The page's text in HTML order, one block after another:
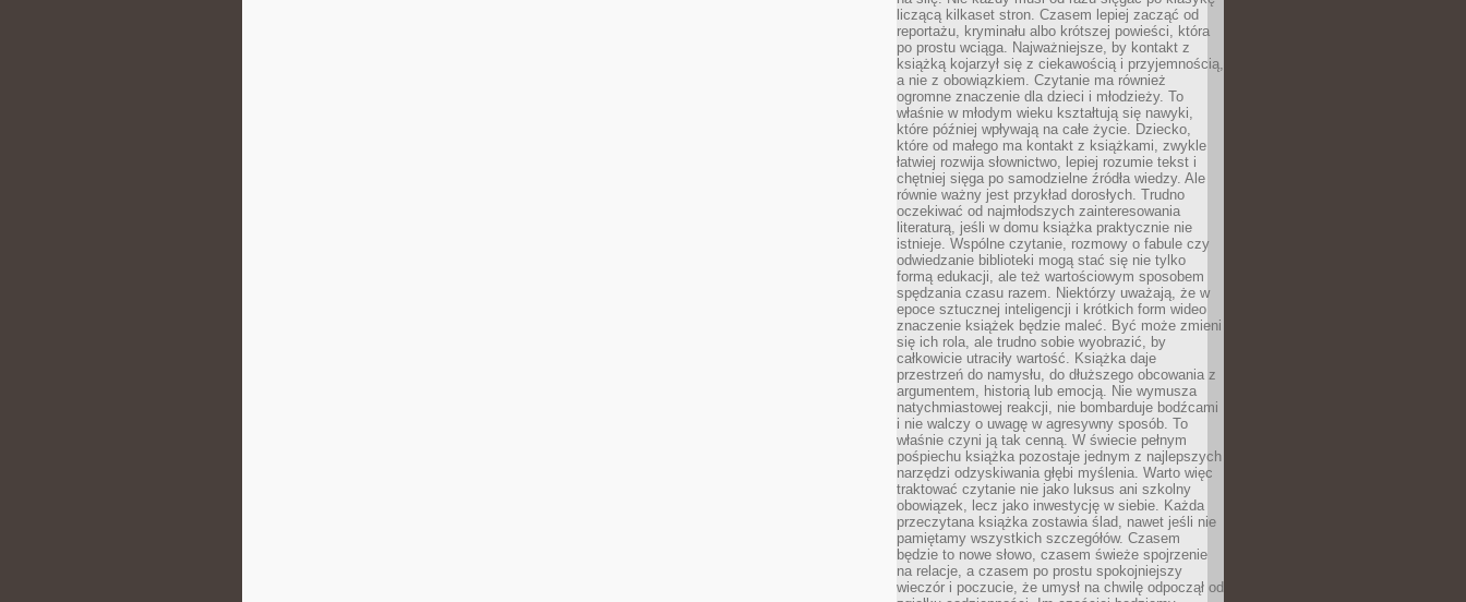
liczącą kilkaset stron. Czasem lepiej zacząć od
reportażu, kryminału albo krótszej powieści, która
po prostu wciąga. Najważniejsze, by kontakt z
książką kojarzył się z ciekawością i przyjemnością,
a nie z obowiązkiem. Czytanie ma również
ogromne znaczenie dla dzieci i młodzieży. To
właśnie w młodym wieku kształtują się nawyki,
które później wpływają na całe życie. Dziecko,
które od małego ma kontakt z książkami, zwykle
łatwiej rozwija słownictwo, lepiej rozumie tekst i
chętniej sięga po samodzielne źródła wiedzy. Ale
równie ważny jest przykład dorosłych. Trudno
oczekiwać od najmłodszych zainteresowania
literaturą, jeśli w domu książka praktycznie nie
istnieje. Wspólne czytanie, rozmowy o fabule czy
odwiedzanie biblioteki mogą stać się nie tylko
formą edukacji, ale też wartościowym sposobem
spędzania czasu razem. Niektórzy uważają, że w
epoce sztucznej inteligencji i krótkich form wideo
znaczenie książek będzie maleć. Być może zmieni
się ich rola, ale trudno sobie wyobrazić, by
całkowicie utraciły wartość. Książka daje
przestrzeń do namysłu, do dłuższego obcowania z
argumentem, historią lub emocją. Nie wymusza
natychmiastowej reakcji, nie bombarduje bodźcami
i nie walczy o uwagę w agresywny sposób. To
właśnie czyni ją tak cenną. W świecie pełnym
pośpiechu książka pozostaje jednym z najlepszych
narzędzi odzyskiwania głębi myślenia. Warto więc
traktować czytanie nie jako luksus ani szkolny
obowiązek, lecz jako inwestycję w siebie. Każda
przeczytana książka zostawia ślad, nawet jeśli nie
pamiętamy wszystkich szczegółów. Czasem
będzie to nowe słowo, czasem świeże spojrzenie
na relacje, a czasem po prostu spokojniejszy
wieczór i poczucie, że umysł na chwilę odpoczął od